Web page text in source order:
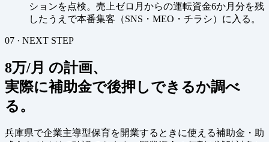
ションを点検。売上ゼロ月からの運転資金6か月分を残
したうえで本番集客（SNS・MEO・チラシ）に入る。
07 · NEXT STEP
8万/月 の計画、
実際に補助金で後押しできるか調べ
る。
兵庫県で企業主導型保育を開業するときに使える補助金・助